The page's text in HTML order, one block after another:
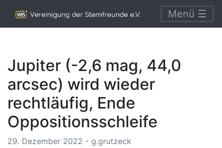
Menü ☰
Jupiter (-2,6 mag, 44,0
arcsec) wird wieder
rechtläufig, Ende
Oppositionsschleife
29. Dezember 2022 - g.grutzeck